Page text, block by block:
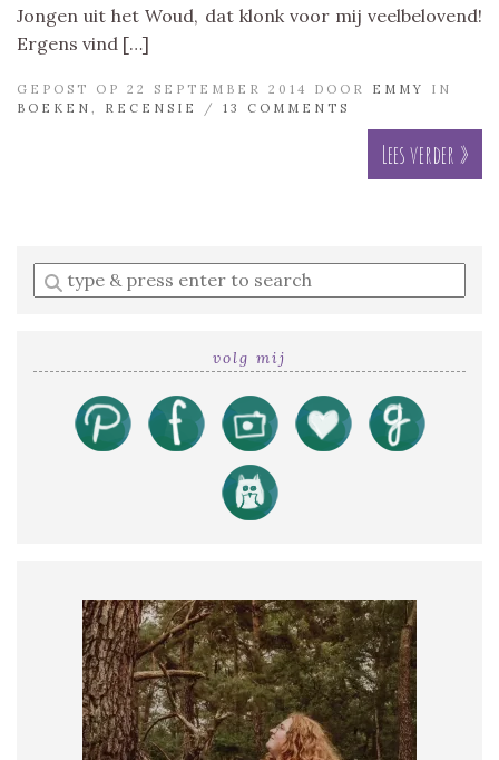
Jongen uit het Woud, dat klonk voor mij veelbelovend!
Ergens vind […]
GEPOST OP 22 SEPTEMBER 2014 DOOR EMMY
IN
BOEKEN
RECENSIE / 13 COMMENTS
Lees verder »
Enter
a
volg mij